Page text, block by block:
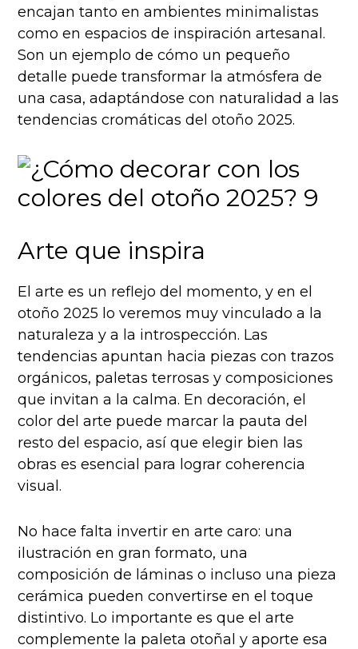
encajan tanto en ambientes minimalistas
como en espacios de inspiración artesanal.
Son un ejemplo de cómo un pequeño
detalle puede transformar la atmósfera de
una casa, adaptándose con naturalidad a las
tendencias cromáticas del otoño 2025.
Arte que inspira
El arte es un reflejo del momento, y en el
otoño 2025 lo veremos muy vinculado a la
naturaleza y a la introspección. Las
tendencias apuntan hacia piezas con trazos
orgánicos, paletas terrosas y composiciones
que invitan a la calma. En decoración, el
color del arte puede marcar la pauta del
resto del espacio, así que elegir bien las
obras es esencial para lograr coherencia
visual.
No hace falta invertir en arte caro: una
ilustración en gran formato, una
composición de láminas o incluso una pieza
cerámica pueden convertirse en el toque
distintivo. Lo importante es que el arte
complemente la paleta otoñal y aporte esa